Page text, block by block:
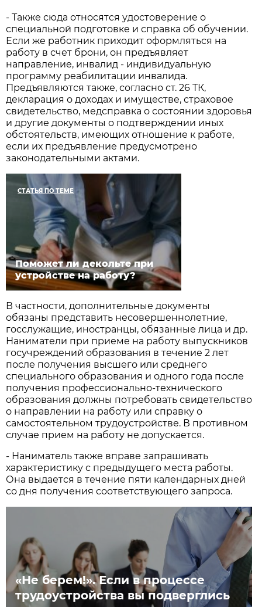
- Также сюда относятся удостоверение о
специальной подготовке и справка об обучении.
Если же работник приходит оформляться на
работу в счет брони, он предъявляет
направление, инвалид - индивидуальную
программу реабилитации инвалида.
Предъявляются также, согласно ст. 26 ТК,
декларация о доходах и имуществе, страховое
свидетельство, медсправка о состоянии здоровья
и другие документы о подтверждении иных
обстоятельств, имеющих отношение к работе,
если их предъявление предусмотрено
законодательными актами.
СТАТЬЯ ПО ТЕМЕ
Поможет ли декольте при
устройстве на работу?
В частности, дополнительные документы
обязаны представить несовершеннолетние,
госслужащие, иностранцы, обязанные лица и др.
Наниматели при приеме на работу выпускников
госучреждений образования в течение 2 лет
после получения высшего или среднего
специального образования и одного года после
получения профессионально-технического
образования должны потребовать свидетельство
о направлении на работу или справку о
самостоятельном трудоустройстве. В противном
случае прием на работу не допускается.
- Наниматель также вправе запрашивать
характеристику с предыдущего места работы.
Она выдается в течение пяти календарных дней
со дня получения соответствующего запроса.
«Не берем!». Если в процессе
трудоустройства вы подверглись